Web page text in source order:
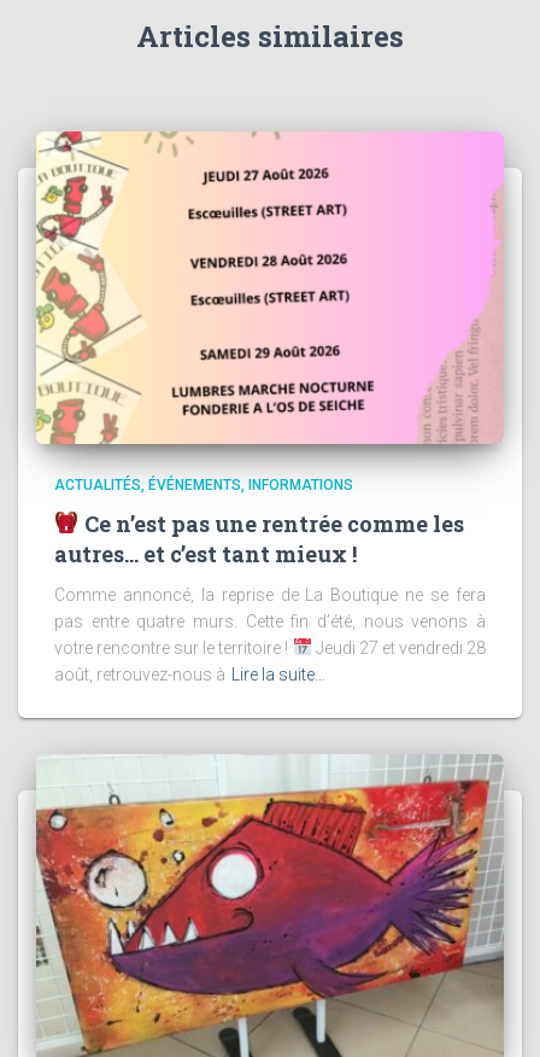
Articles similaires
ACTUALITÉS ÉVÉNEMENTS INFORMATIONS
Ce n’est pas une rentrée comme les
autres… et c’est tant mieux !
Comme annoncé, la reprise de La Boutique ne se fera
pas entre quatre murs. Cette fin d’été, nous venons à
votre rencontre sur le territoire !
Jeudi 27 et vendredi 28
août, retrouvez-nous à
Lire la suite…